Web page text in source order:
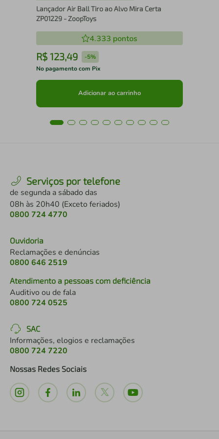
Lançador Air Ball Tiro ao Alvo Mira Certa
ZP01229 - ZoopToys
4.333 pontos
R$ 123,49 -5%
No pagamento com Pix
Adicionar ao carrinho
Serviços por telefone
de segunda a sábado das
08h às 20h40 (Exceto feriados)
0800 724 4770
Ouvidoria
Reclamações e denúncias
0800 646 2519
Atendimento a pessoas com deficiência
Auditivo ou de fala
0800 724 0525
SAC
Informações, elogios e reclamações
0800 724 7220
Nossas Redes Sociais